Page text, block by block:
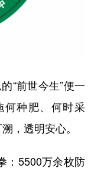
“前世今生”便一
何种肥、何时采
，透明安心。
5500万余枚防